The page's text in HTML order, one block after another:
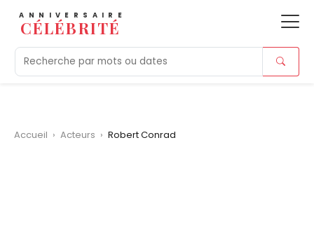
ANNIVERSAIRE
CÉLÉBRITÉ
Aujourd'hui Tendances Morts
Accueil › Acteurs › Robert Conrad